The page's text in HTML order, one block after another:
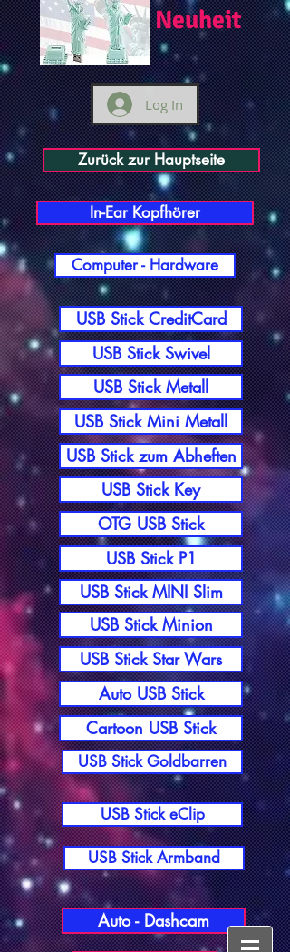
Neuheit
Log In
Zurück zur Hauptseite
In-Ear Kopfhörer
Computer - Hardware
USB Stick CreditCard
USB Stick Swivel
USB Stick Metall
USB Stick Mini Metall
USB Stick zum Abheften
USB Stick Key
OTG USB Stick
USB Stick P1
USB Stick MINI Slim
USB Stick Minion
USB Stick Star Wars
Auto USB Stick
Cartoon USB Stick
USB Stick Goldbarren
USB Stick eClip
USB Stick Armband
Auto - Dashcam